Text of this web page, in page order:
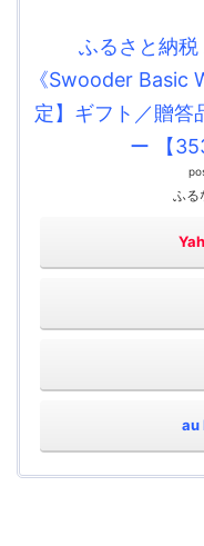
ふるさと納
《Swooder Basic
定】ギフト／贈
ー 【
ふる
au